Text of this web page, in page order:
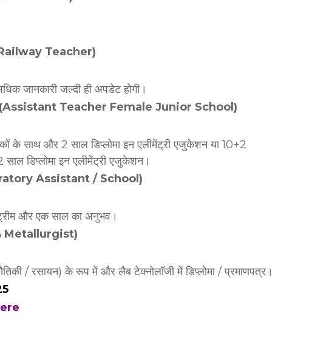
Railway Teacher)
जानकारी जल्दी ही अपडेट होगी।
(Assistant Teacher Female Junior School)
के साथ और 2 साल डिप्लोमा इन एलीमेंट्री एजुकेशन या 10+2
डिप्लोमा इन एलीमेंट्री एजुकेशन।
Assistant / School)
और एक साल का अनुभव।
Metallurgist)
/ रसायन) के रूप में और लैब टेक्नोलॉजी में डिप्लोमा / प्रमाणपत्र।